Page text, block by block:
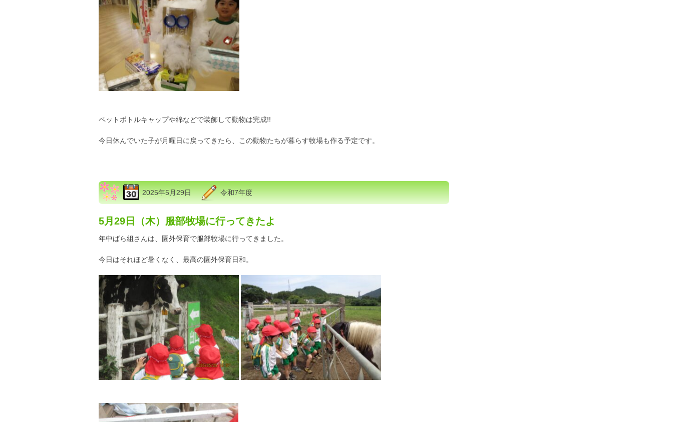
ペットボトルキャップや綿などで装飾して動物は完成!!
今日休んでいた子が月曜日に戻ってきたら、この動物たちが暮らす牧場も作る予定です。
2025年5月29日 令和7年度
5月29日（木）服部牧場に行ってきたよ
年中ばら組さんは、園外保育で服部牧場に行ってきました。
今日はそれほど暑くなく、最高の園外保育日和。